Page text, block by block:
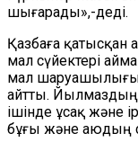
шығарады»,-деді.
Қазбаға қатысқан
мал сүйектері
мал шаруашылығы
айтты. Йылмаздың
ішінде ұсақ және
бұғы және аюдың